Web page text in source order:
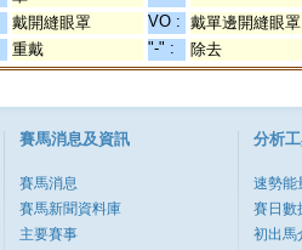
戴開縫眼罩 VO : 戴單邊開縫眼罩
重戴 "-" : 除去
賽馬消息及資訊
賽馬消息
賽馬新聞資料庫
主要賽事
分析
速勢能
賽日數
初出馬